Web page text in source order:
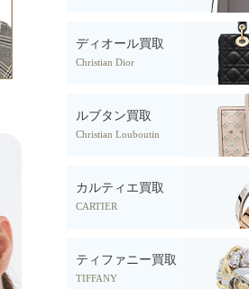
ディオール買取
Christian Dior
ルブタン買取
Christian Louboutin
カルティエ買取
CARTIER
ティファニー買取
TIFFANY